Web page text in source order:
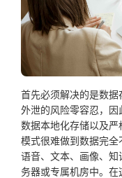
首先必须解决的是数
外泄的风险零容忍，因
数据本地化存储以及
模式很难做到数据完
语音、文本、画像、
务器或专属机房中。